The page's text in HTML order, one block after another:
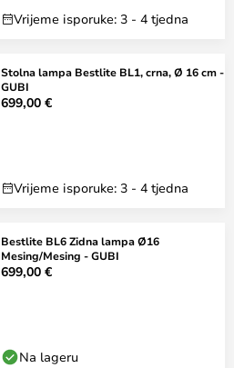
Vrijeme isporuke: 3 - 4 tjedna
Stolna lampa Bestlite BL1, crna, Ø 16 cm -
GUBI
699,00 €
Vrijeme isporuke: 3 - 4 tjedna
Bestlite BL6 Zidna lampa Ø16
Mesing/Mesing - GUBI
699,00 €
Na lageru